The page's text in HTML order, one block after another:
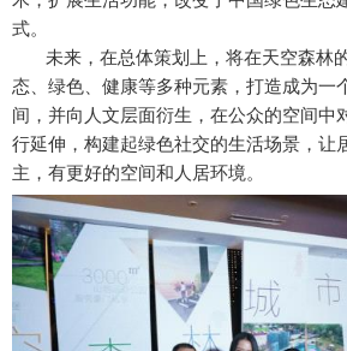
式。
未来，在总体策划上，将在天空森林
态、绿色、健康等多种元素，打造成为一
间，并向人文层面衍生，在公众的空间中
行延伸，构建起绿色社交的生活场景，让
主，有更好的空间和人居环境。